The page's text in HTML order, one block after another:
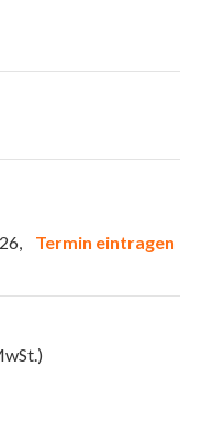
Termin eintragen